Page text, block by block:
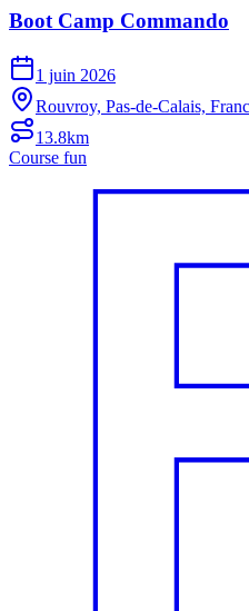
Boot Camp Commando
1 juin 2026
Rouvroy, Pas-de-Calais,
13.8km
Course fun